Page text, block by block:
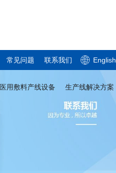
常见问题 联系我们 English
医用敷料产线设备 生产线解决方案